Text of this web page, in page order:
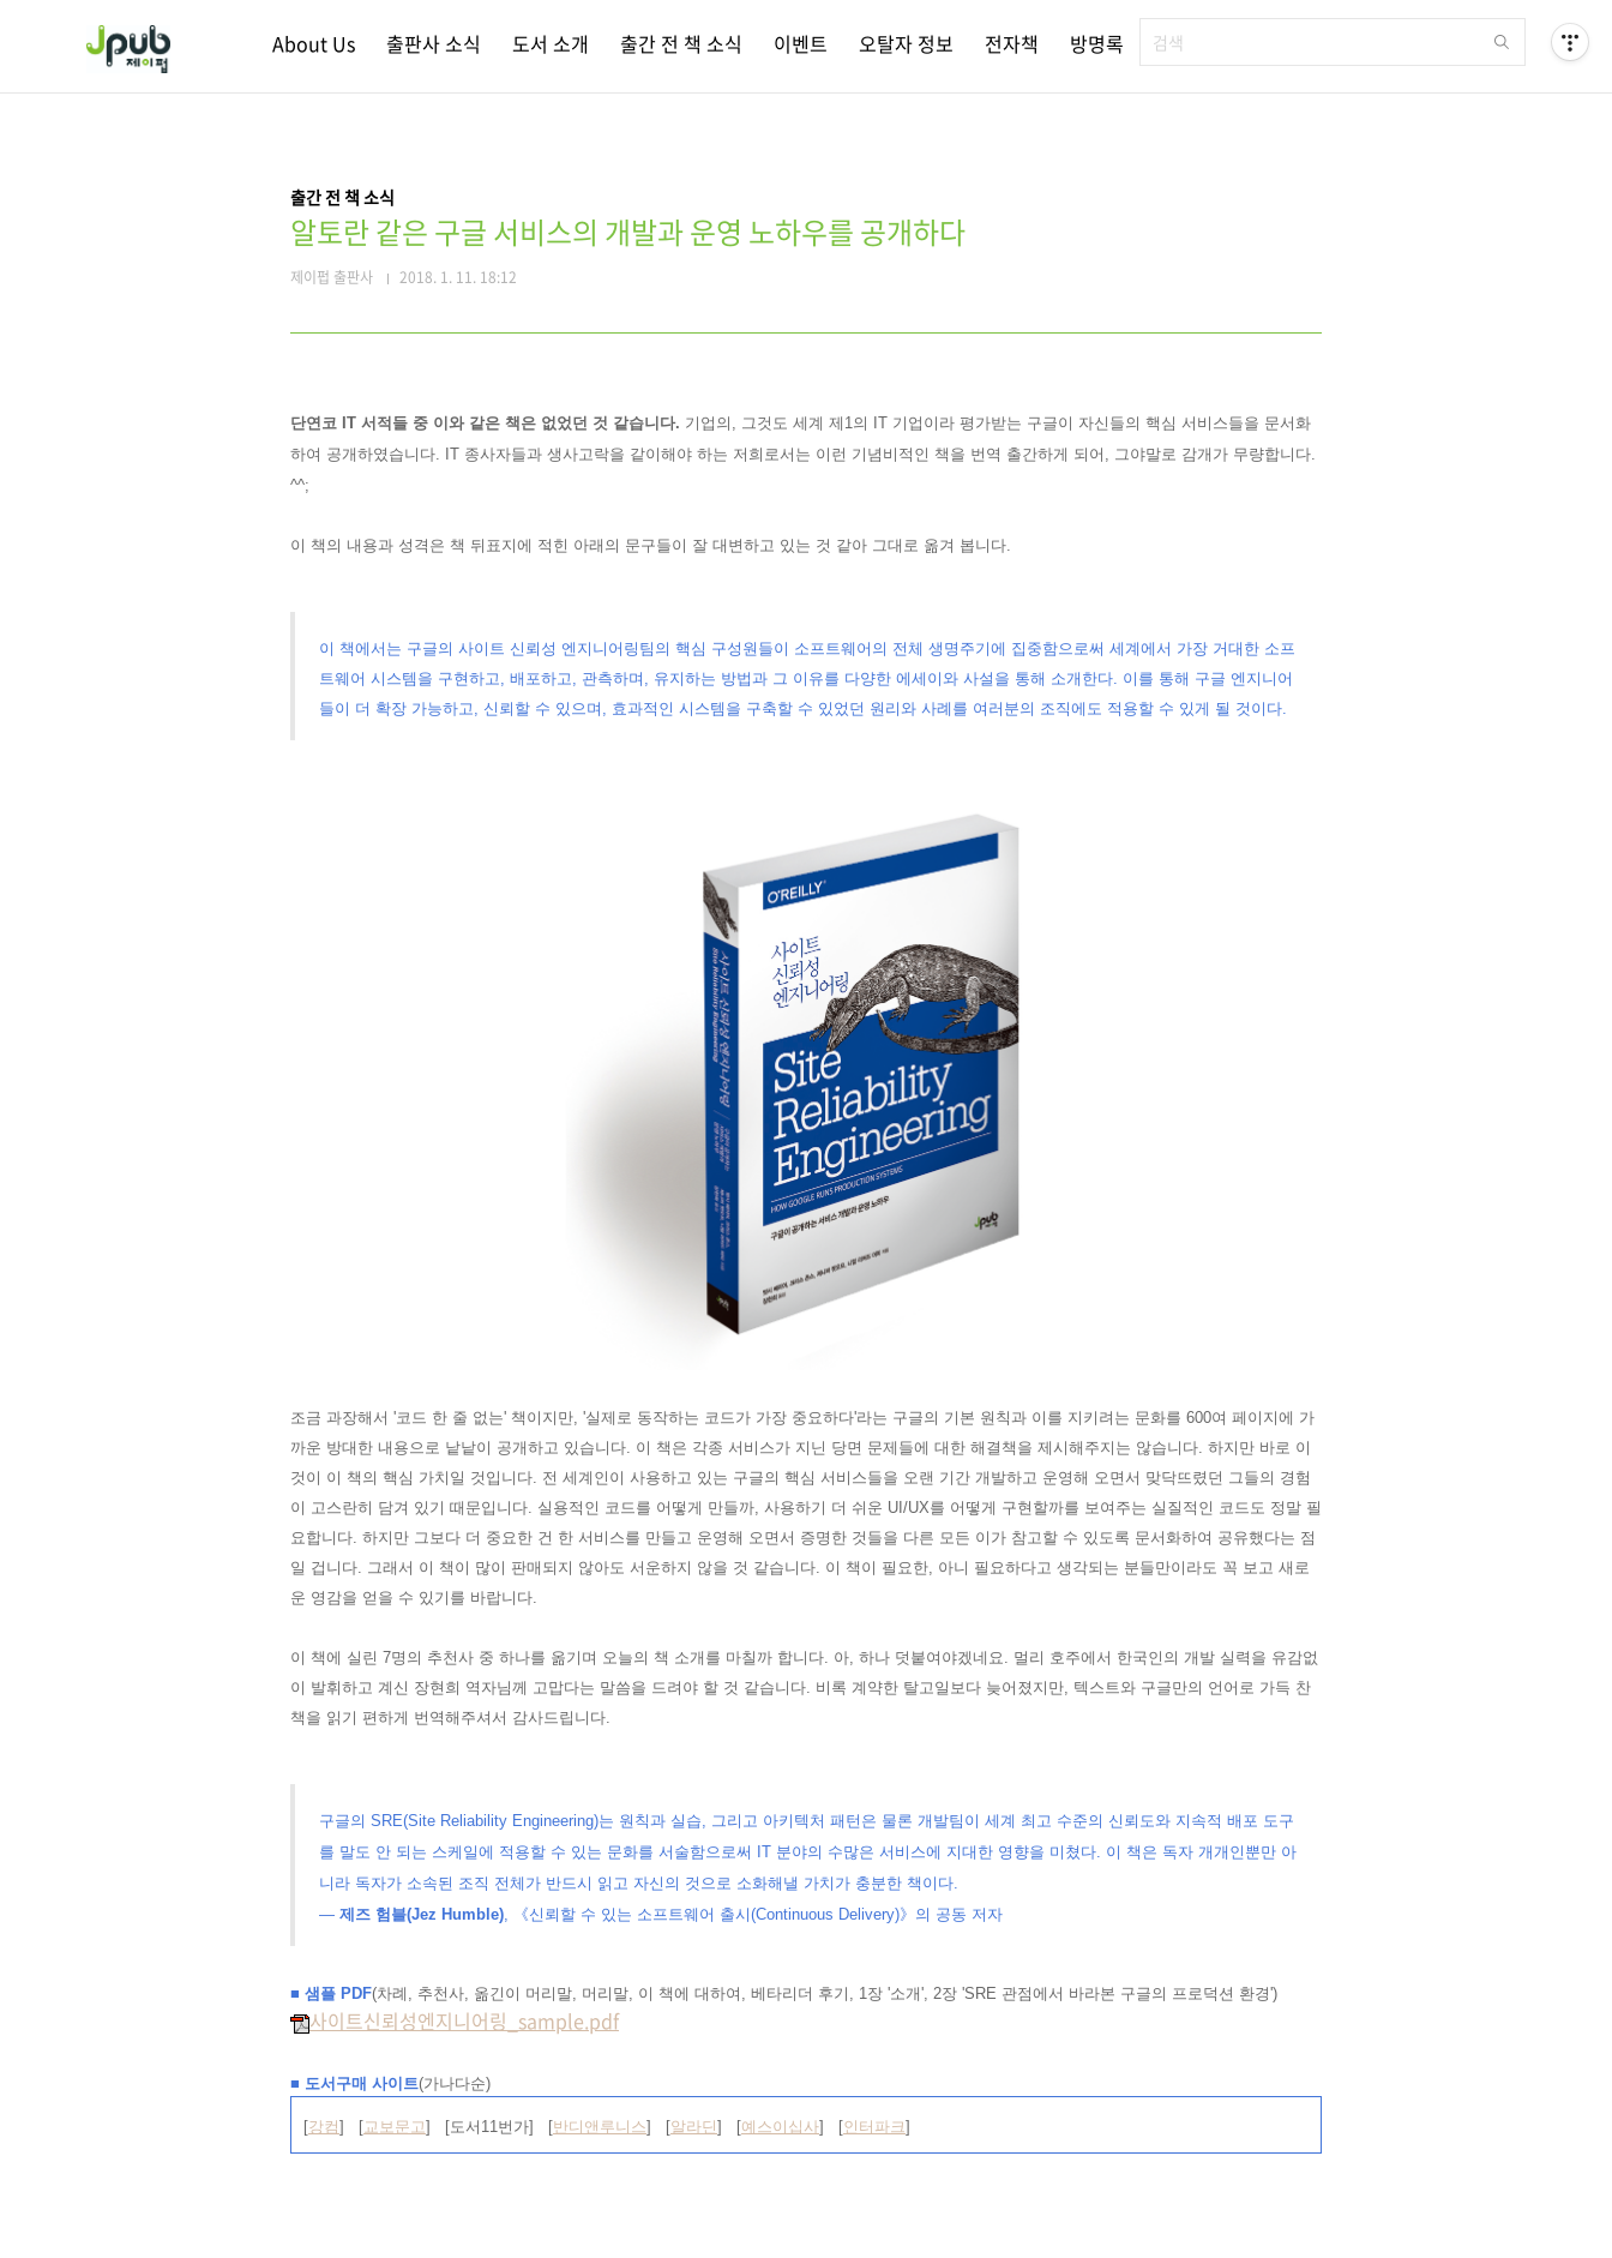
About Us 출판사 소식 도서 소개 출간 전 책 소식 이벤트 오탈자 정보 전자책 방명록
출간 전 책 소식
알토란 같은 구글 서비스의 개발과 운영 노하우를 공개하다
제이펍 출판사 2018. 1. 11. 18:12
단연코 IT 서적들 중 이와 같은 책은 없었던 것 같습니다. 기업의, 그것도 세계 제1의 IT 기업이라 평가받는 구글이 자신들의 핵심 서비스들을 문서화
하여 공개하였습니다. IT 종사자들과 생사고락을 같이해야 하는 저희로서는 이런 기념비적인 책을 번역 출간하게 되어, 그야말로 감개가 무량합니다.
^^;
이 책의 내용과 성격은 책 뒤표지에 적힌 아래의 문구들이 잘 대변하고 있는 것 같아 그대로 옮겨 봅니다.
이 책에서는 구글의 사이트 신뢰성 엔지니어링팀의 핵심 구성원들이 소프트웨어의 전체 생명주기에 집중함으로써 세계에서 가장 거대한 소프
트웨어 시스템을 구현하고, 배포하고, 관측하며, 유지하는 방법과 그 이유를 다양한 에세이와 사설을 통해 소개한다. 이를 통해 구글 엔지니어
들이 더 확장 가능하고, 신뢰할 수 있으며, 효과적인 시스템을 구축할 수 있었던 원리와 사례를 여러분의 조직에도 적용할 수 있게 될 것이다.
조금 과장해서 '코드 한 줄 없는' 책이지만, '실제로 동작하는 코드가 가장 중요하다'라는 구글의 기본 원칙과 이를 지키려는 문화를 600여 페이지에 가
까운 방대한 내용으로 낱낱이 공개하고 있습니다. 이 책은 각종 서비스가 지닌 당면 문제들에 대한 해결책을 제시해주지는 않습니다. 하지만 바로 이
것이 이 책의 핵심 가치일 것입니다. 전 세계인이 사용하고 있는 구글의 핵심 서비스들을 오랜 기간 개발하고 운영해 오면서 맞닥뜨렸던 그들의 경험
이 고스란히 담겨 있기 때문입니다. 실용적인 코드를 어떻게 만들까, 사용하기 더 쉬운 UI/UX를 어떻게 구현할까를 보여주는 실질적인 코드도 정말 필
요합니다. 하지만 그보다 더 중요한 건 한 서비스를 만들고 운영해 오면서 증명한 것들을 다른 모든 이가 참고할 수 있도록 문서화하여 공유했다는 점
일 겁니다. 그래서 이 책이 많이 판매되지 않아도 서운하지 않을 것 같습니다. 이 책이 필요한, 아니 필요하다고 생각되는 분들만이라도 꼭 보고 새로
운 영감을 얻을 수 있기를 바랍니다.
이 책에 실린 7명의 추천사 중 하나를 옮기며 오늘의 책 소개를 마칠까 합니다. 아, 하나 덧붙여야겠네요. 멀리 호주에서 한국인의 개발 실력을 유감없
이 발휘하고 계신 장현희 역자님께 고맙다는 말씀을 드려야 할 것 같습니다. 비록 계약한 탈고일보다 늦어졌지만, 텍스트와 구글만의 언어로 가득 찬
책을 읽기 편하게 번역해주셔서 감사드립니다.
구글의 SRE(Site Reliability Engineering)는 원칙과 실습, 그리고 아키텍처 패턴은 물론 개발팀이 세계 최고 수준의 신뢰도와 지속적 배포 도구
를 말도 안 되는 스케일에 적용할 수 있는 문화를 서술함으로써 IT 분야의 수많은 서비스에 지대한 영향을 미쳤다. 이 책은 독자 개개인뿐만 아
니라 독자가 소속된 조직 전체가 반드시 읽고 자신의 것으로 소화해낼 가치가 충분한 책이다.
— 제즈 험블(Jez Humble), 《신뢰할 수 있는 소프트웨어 출시(Continuous Delivery)》의 공동 저자
■ 샘플 PDF(차례, 추천사, 옮긴이 머리말, 머리말, 이 책에 대하여, 베타리더 후기, 1장 '소개', 2장 'SRE 관점에서 바라본 구글의 프로덕션 환경')
사이트신뢰성엔지니어링_sample.pdf
■ 도서구매 사이트(가나다순)
[강컴] [교보문고] [도서11번가] [반디앤루니스] [알라딘] [예스이십사] [인터파크]